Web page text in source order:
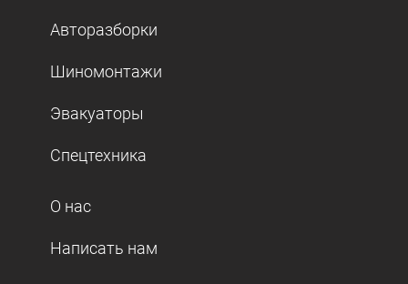
Авторазборки
Шиномонтажи
Эвакуаторы
Спецтехника
О нас
Написать нам